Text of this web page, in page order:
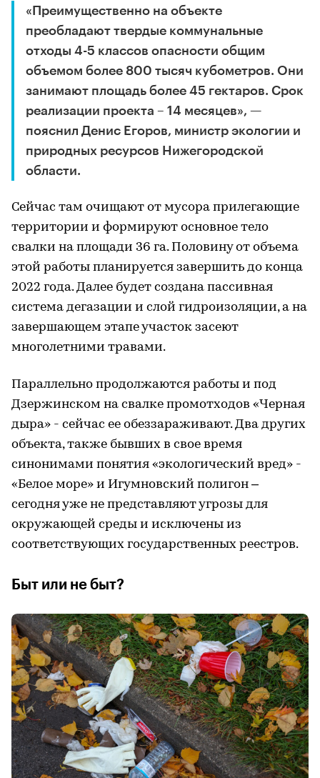
«Преимущественно на объекте
преобладают твердые коммунальные
отходы 4-5 классов опасности общим
объемом более 800 тысяч кубометров. Они
занимают площадь более 45 гектаров. Срок
реализации проекта – 14 месяцев», —
пояснил Денис Егоров, министр экологии и
природных ресурсов Нижегородской
области.
Сейчас там очищают от мусора прилегающие
территории и формируют основное тело
свалки на площади 36 га. Половину от объема
этой работы планируется завершить до конца
2022 года. Далее будет создана пассивная
система дегазации и слой гидроизоляции, а на
завершающем этапе участок засеют
многолетними травами.
Параллельно продолжаются работы и под
Дзержинском на свалке промотходов «Черная
дыра» - сейчас ее обеззараживают. Два других
объекта, также бывших в свое время
синонимами понятия «экологический вред» -
«Белое море» и Игумновский полигон –
сегодня уже не представляют угрозы для
окружающей среды и исключены из
соответствующих государственных реестров.
Быт или не быт?